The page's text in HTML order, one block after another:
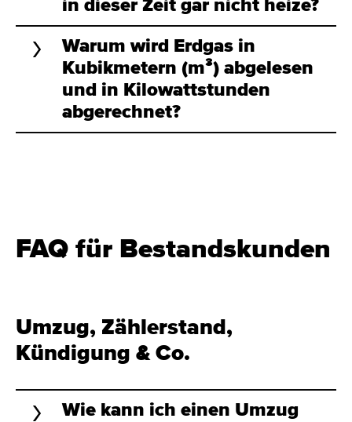
in dieser Zeit gar nicht heize?
Warum wird Erdgas in
Kubikmetern (m³) abgelesen
und in Kilowattstunden
abgerechnet?
FAQ für Bestandskunden
Umzug, Zählerstand,
Kündigung & Co.
Wie kann ich einen Umzug